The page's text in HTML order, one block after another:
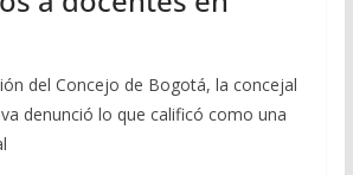
del Concejo de Bogotá, la concejal
denunció lo que calificó como una